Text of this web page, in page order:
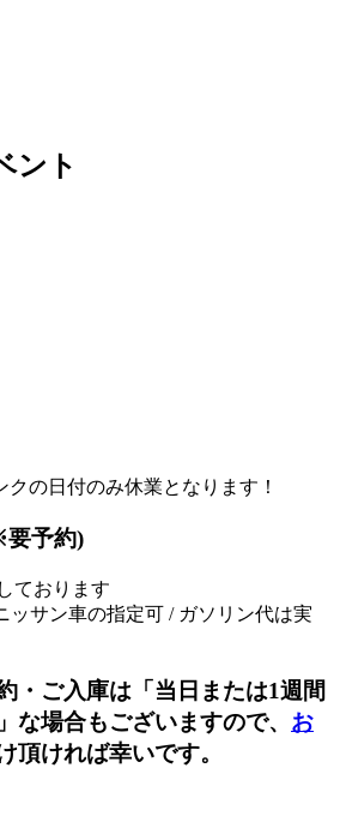
ント
の日付のみ休業となります！
予約)
ております
ッサン車の指定可 / ガソリン代は実
・ご入庫は「当日または1週間
な場合もございますので、 お
頂ければ幸いです。